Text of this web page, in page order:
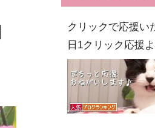
クリックで応援い
日1クリック応援